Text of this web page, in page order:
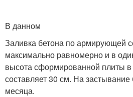
В данном
Заливка бетона по армирующей
максимально равномерно и в
высота сформированной плиты
составляет 30 см. На застывание
месяца.